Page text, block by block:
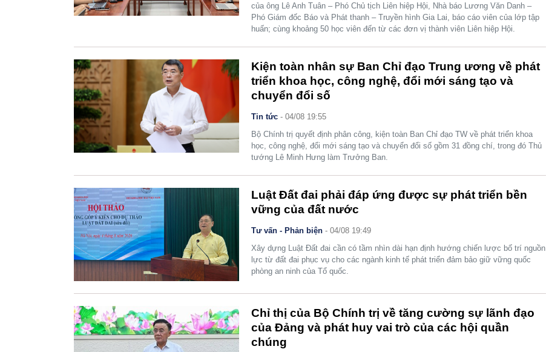
của ông Lê Anh Tuân – Phó Chủ tịch Liên hiệp Hội, Nhà báo Lương Văn Danh –
Phó Giám đốc Báo và Phát thanh – Truyền hình Gia Lai, báo cáo viên của lớp tập
huấn; cùng khoảng 50 học viên đến từ các đơn vị thành viên Liên hiệp Hội.
Kiện toàn nhân sự Ban Chỉ đạo Trung ương về phát
triển khoa học, công nghệ, đổi mới sáng tạo và
chuyển đổi số
Tin tức - 04/08 19:55
Bộ Chính trị quyết định phân công, kiện toàn Ban Chỉ đạo TW về phát triển khoa
học, công nghệ, đổi mới sáng tạo và chuyển đổi số gồm 31 đồng chí, trong đó Thủ
tướng Lê Minh Hưng làm Trưởng Ban.
Luật Đất đai phải đáp ứng được sự phát triển bền
vững của đất nước
Tư vấn - Phản biện - 04/08 19:49
Xây dựng Luật Đất đai cần có tầm nhìn dài hạn định hướng chiến lược bố trí nguồn
lực từ đất đai phục vụ cho các ngành kinh tế phát triển đảm bảo giữ vững quốc
phòng an ninh của Tổ quốc.
Chỉ thị của Bộ Chính trị về tăng cường sự lãnh đạo
của Đảng và phát huy vai trò của các hội quần
chúng